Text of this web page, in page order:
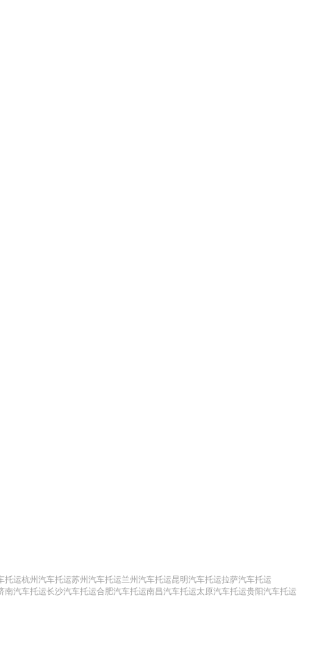
托运杭州汽车托运苏州汽车托运兰州汽车托运昆明汽车托运拉萨汽车托运
南汽车托运长沙汽车托运合肥汽车托运南昌汽车托运太原汽车托运贵阳汽车托运